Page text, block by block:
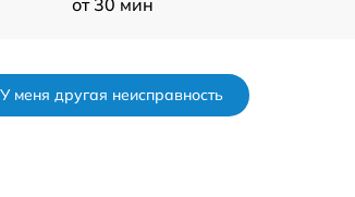
от 30 мин
У меня другая неисправность